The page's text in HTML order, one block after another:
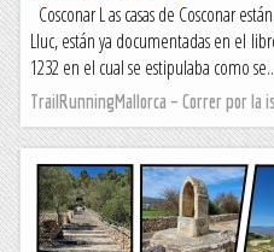
Cosconar L as casas de Cosconar
Lluc, están ya documentadas en el
1232 en el cual se estipulaba como
TrailRunningMallorca – Correr por la